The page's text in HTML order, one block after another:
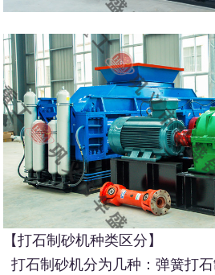
【打石制砂机种类区分】
打石制砂机分为几种：弹簧打